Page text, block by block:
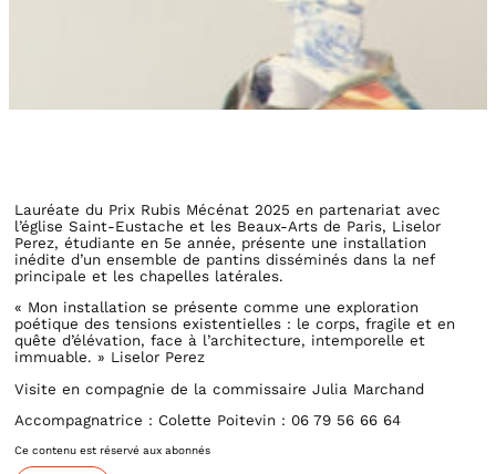
Lauréate du Prix Rubis Mécénat 2025 en partenariat avec
l’église Saint-Eustache et les Beaux-Arts de Paris, Liselor
Perez, étudiante en 5e année, présente une installation
inédite d’un ensemble de pantins disséminés dans la nef
principale et les chapelles latérales.
« Mon installation se présente comme une exploration
poétique des tensions existentielles : le corps, fragile et en
quête d’élévation, face à l’architecture, intemporelle et
immuable. » Liselor Perez
Visite en compagnie de la commissaire Julia Marchand
Accompagnatrice : Colette Poitevin : 06 79 56 66 64
Ce contenu est réservé aux abonnés